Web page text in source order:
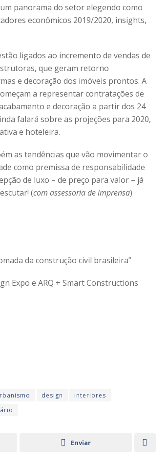
panorama do setor elegendo como
econômicos 2019/2020, insights,
ligados ao incremento de vendas de
que geram retorno
e decoração dos imóveis prontos. A
a representar contratações de
e decoração a partir dos 24
falará sobre as projeções para 2020,
e hoteleira.
as tendências que vão movimentar o
como premissa de responsabilidade
de luxo – de preço para valor – já
(com assessoria de imprensa)
da construção civil brasileira”
Expo e ARQ + Smart Constructions
design
interiores
Enviar